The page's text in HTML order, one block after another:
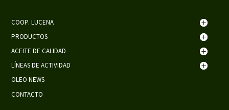
COOP. LUCENA
PRODUCTOS
ACEITE DE CALIDAD
LÍNEAS DE ACTIVIDAD
OLEO NEWS
CONTACTO